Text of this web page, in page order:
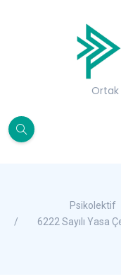
Ortak
Psikolektif
6222 Sayılı Yasa